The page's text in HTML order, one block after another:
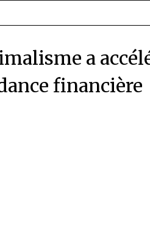
a
financière